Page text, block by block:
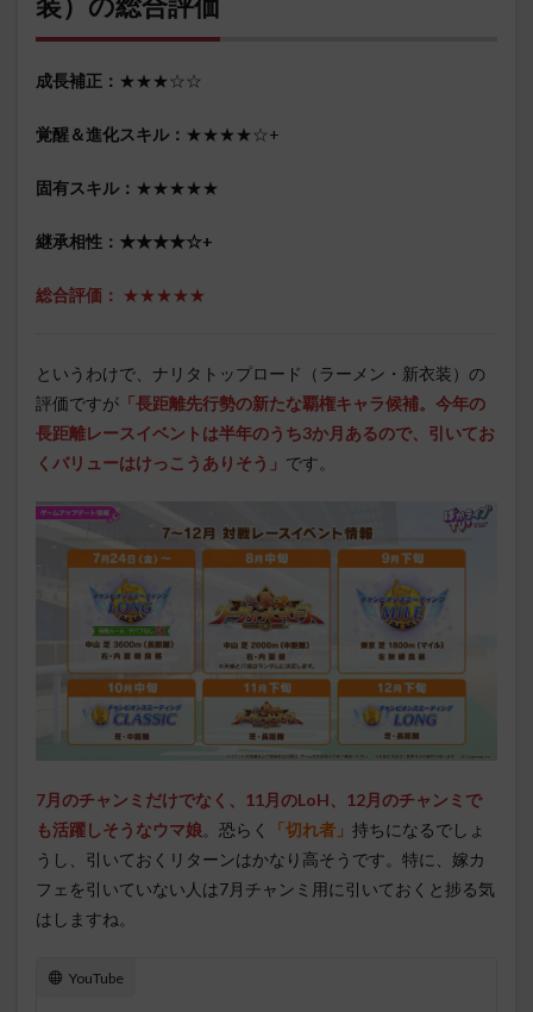
成長補正： ★★★☆☆
覚醒＆進化スキル： ★★★★☆+
固有スキル： ★★★★★
継承相性：★★★★☆+
総合評価： ★★★★★
というわけで、ナリタトップロード（ラーメン・新衣装）の
評価ですが 「長距離先行勢の新たな覇権キャラ候補。今年の
長距離レースイベントは半年のうち3か月あるので、引いてお
くバリューはけっこうありそう 」 です。
7月のチャンミだけでなく、11月のLoH、12月のチャンミで
も活躍しそうなウマ娘。恐らく 「切れ者」 持ちになるでしょ
うし、引いておくリターンはかなり高そうです。特に、嫁カ
フェを引いていない人は7月チャンミ用に引いておくと捗る気
はしますね。
YouTube